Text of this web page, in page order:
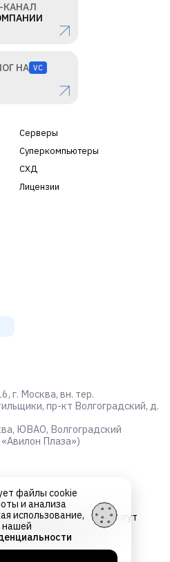
файлы cookie
и анализа
нашей
конфиденциальности
КАНАЛ
НА VC
Серверы
Суперкомпьютеры
СХД
Лицензии
г. Москва, вн. тер.
пр-кт Волгоградский, д.
ЮВАО, Волгоградский
Плаза»)
публичной офертойи могут
валют
Об обработке